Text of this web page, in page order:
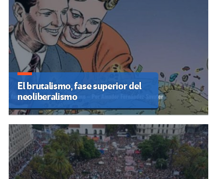
El brutalismo, fase superior del
neoliberalismo